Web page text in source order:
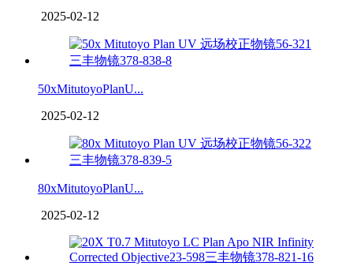
2025-02-12
50xMitutoyoPlanU...
2025-02-12
80xMitutoyoPlanU...
2025-02-12